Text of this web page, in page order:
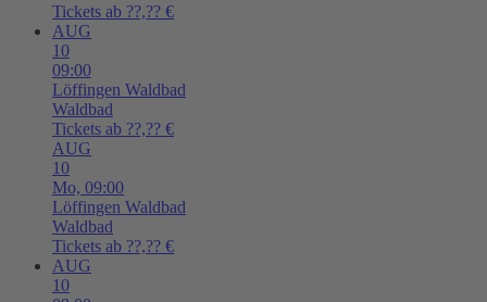
Tickets ab ??,?? €
AUG
10
09:00
Löffingen Waldbad
Waldbad
Tickets ab ??,?? €
AUG
10
Mo, 09:00
Löffingen Waldbad
Waldbad
Tickets ab ??,?? €
AUG
10